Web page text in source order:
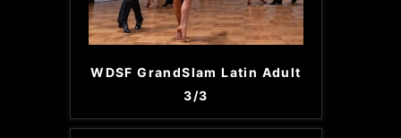
WDSF GrandSlam Latin Adult
3/3